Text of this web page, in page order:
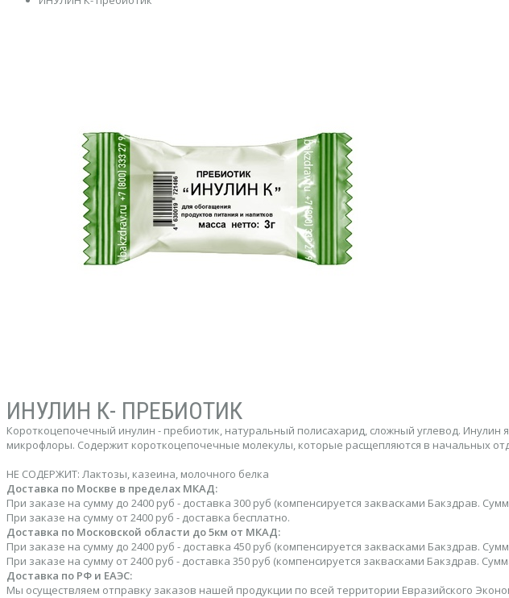
ИНУЛИН К- ПРЕБИОТИК
Короткоцепочечный инулин - пребиотик, натуральный полисахарид, сложный углевод.
микрофлоры. Содержит короткоцепочечные молекулы, которые расщепляются в начальных
НЕ СОДЕРЖИТ: Лактозы, казеина, молочного белка
Доставка по Москве в пределах МКАД:
При заказе на сумму до 2400 руб - доставка 300 руб (компенсируется заквасками Бакздрав.
При заказе на сумму от 2400 руб - доставка бесплатно.
Доставка по Московской области до 5км от МКАД:
При заказе на сумму до 2400 руб - доставка 450 руб (компенсируется заквасками Бакздрав.
При заказе на сумму от 2400 руб - доставка 350 руб (компенсируется заквасками Бакздрав.
Доставка по РФ и ЕАЭС:
Мы осуществляем отправку заказов нашей продукции по всей территории Евразийского